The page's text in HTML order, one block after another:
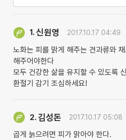
1.신원영 2017.10.17 04:49
노화는 피를 맑게 해주는 견과류와
해주어야한다
모두 건강한 삶을 유지할 수 있도록
환절기 감기 조심하세요!
2.김성돈 2017.10.17 05:08
곱게 늙으려면 피가 맑아야 한다.